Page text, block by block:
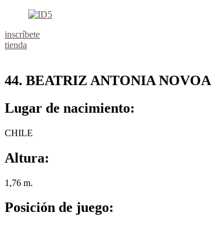
inscríbete
tienda
44. BEATRIZ ANTONIA NOVOA
Lugar de nacimiento:
CHILE
Altura:
1,76 m.
Posición de juego: